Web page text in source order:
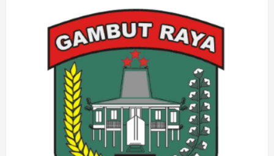
Pimpinan
P3HI,
Banding
M
Hafidz
Halim
Tolak
Pengadilan
Tinggi
Banjarmasin